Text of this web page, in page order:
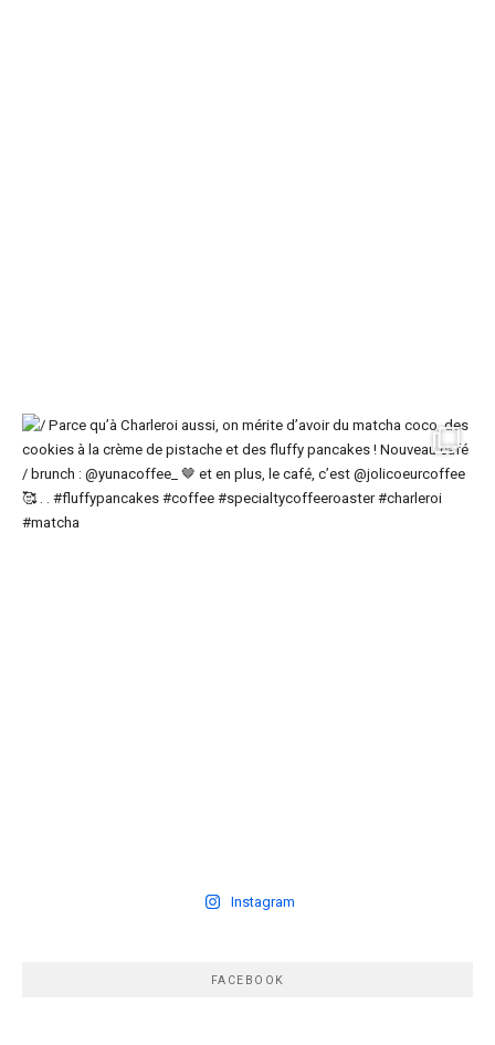
Instagram
FACEBOOK